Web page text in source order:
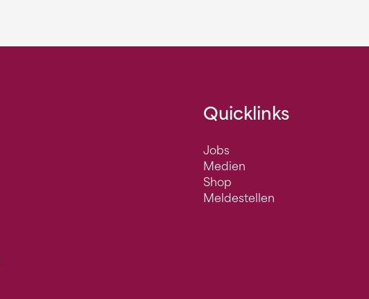
Quicklinks
Jobs
Medien
Shop
Meldestellen